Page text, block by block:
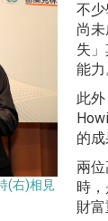
(右)相見
不
尚
失
能力
此
的成
兩
時
財